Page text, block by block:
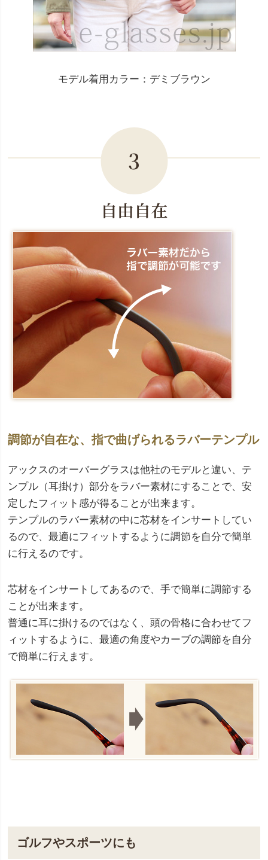
モデル着用カラー：デミブラウン
3
自由自在
調節が自在な、指で曲げられるラバーテンプル
アックスのオーバーグラスは他社のモデルと違い、テ
ンプル（耳掛け）部分をラバー素材にすることで、安
定したフィット感が得ることが出来ます。
テンプルのラバー素材の中に芯材をインサートしてい
るので、最適にフィットするように調節を自分で簡単
に行えるのです。
芯材をインサートしてあるので、手で簡単に調節する
ことが出来ます。
普通に耳に掛けるのではなく、頭の骨格に合わせてフ
ィットするように、最適の角度やカーブの調節を自分
で簡単に行えます。
ゴルフやスポーツにも